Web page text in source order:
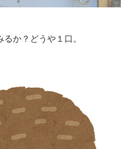
か？どうや１口。